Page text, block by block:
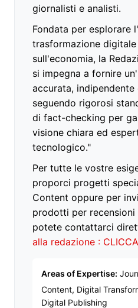
giornalisti e analisti.
Fondata per esplorare
trasformazione
sull'economia, la
si impegna a fornire
accurata,
seguendo rigorosi
di fact-checking per
visione chiara ed
tecnologico."
Per tutte le vostre
proporci progetti
Content oppure per
prodotti per
potete contattarci
alla redazione :
Areas of Expertise:
Content, Digital
Digital Publishing